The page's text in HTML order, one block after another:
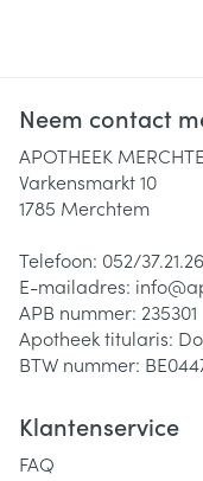
Neem contact
APOTHEEK
Varkensmarkt 10
1785 Merchtem
Telefoon: 052/37.21.26
E-mailadres: info@
APB nummer: 235301
Apotheek titularis:
BTW nummer:
Klantenservice
FAQ